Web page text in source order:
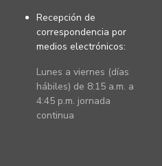
Recepción de
correspondencia por
medios electrónicos:
Lunes a viernes (días
hábiles) de 8:15 a.m. a
4:45 p.m. jornada
continua